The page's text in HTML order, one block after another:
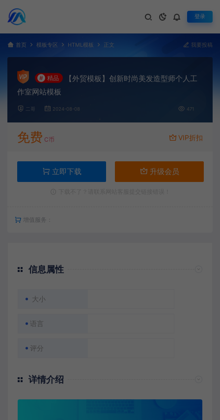
登录
首页 模板专区 HTML模板 正文 我要投稿
# 精品
【外贸模板】创新时尚美发造型师个人工
作室网站模板
二哥 2024-08-08 471
免费 C币 VIP折扣
立即下载 升级会员
增值服务：
信息属性
大小
语言
评分
详情介绍